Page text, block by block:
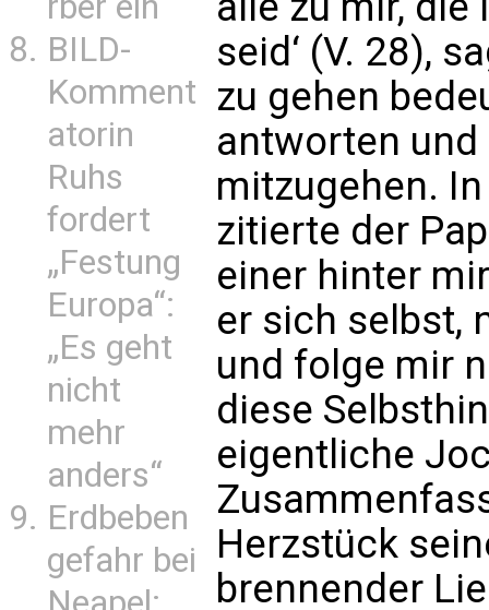
BILD-
Komment
atorin
Ruhs
fordert
„Festung
Europa“:
„Es geht
nicht
mehr
anders“
Erdbeben
gefahr bei
seid‘ (V. 28),
zu gehen
antworten und
mitzugehen.
zitierte der
einer hinter
er sich selbst,
und folge mir
diese
eigentliche
Herzstück
brennender